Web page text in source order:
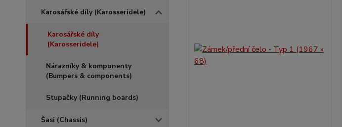
Karosářské díly (Karosseridele)
Karosářské díly
(Karosseridele)
Nárazníky & komponenty
(Bumpers & components)
Stupačky (Running boards)
Šasi (Chassis)